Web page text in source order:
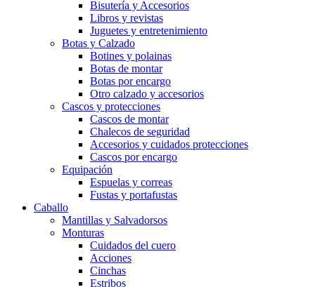
Bisutería y Accesorios
Libros y revistas
Juguetes y entretenimiento
Botas y Calzado
Botines y polainas
Botas de montar
Botas por encargo
Otro calzado y accesorios
Cascos y protecciones
Cascos de montar
Chalecos de seguridad
Accesorios y cuidados protecciones
Cascos por encargo
Equipación
Espuelas y correas
Fustas y portafustas
Caballo
Mantillas y Salvadorsos
Monturas
Cuidados del cuero
Acciones
Cinchas
Estribos